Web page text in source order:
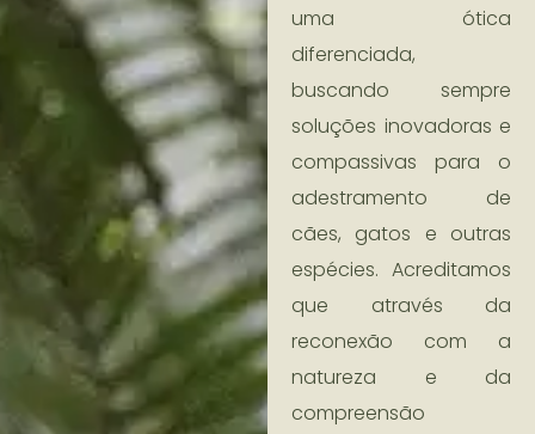
uma ótica
diferenciada,
buscando sempre
soluções inovadoras e
compassivas para o
adestramento de
cães, gatos e outras
espécies. Acreditamos
que através da
reconexão com a
natureza e da
compreensão